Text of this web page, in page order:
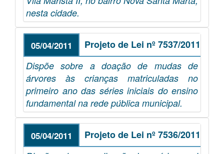
nesta cidade.
05/04/2011 Projeto de Lei nº 7537/2011
Dispõe sobre a doação de mudas de
árvores às crianças matriculadas no
primeiro ano das séries iniciais do ensino
fundamental na rede pública municipal.
05/04/2011 Projeto de Lei nº 7536/2011